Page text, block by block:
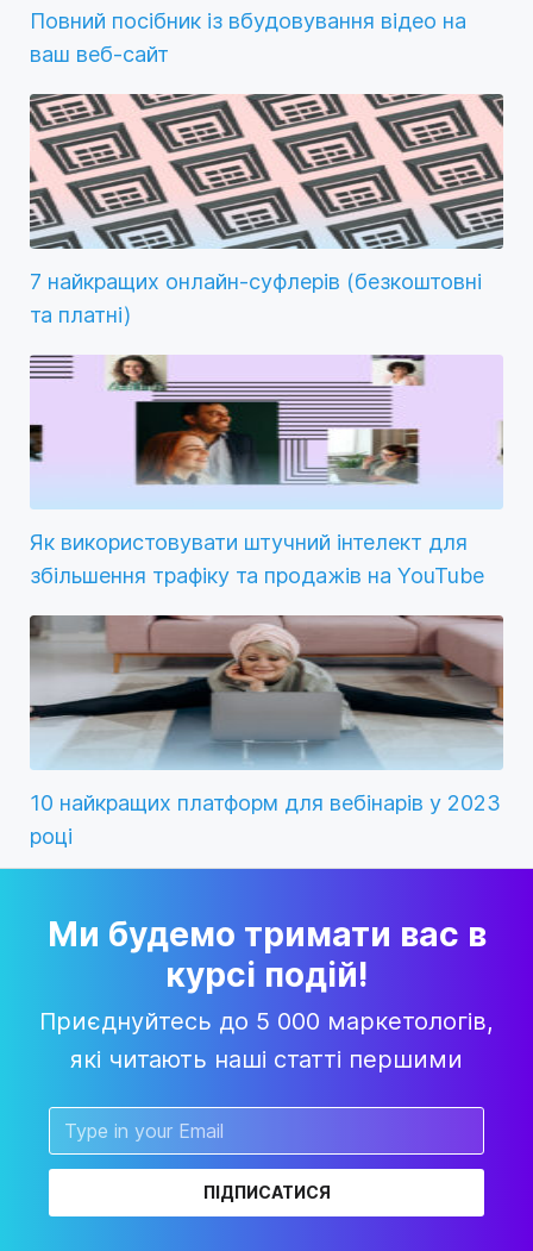
Повний посібник із вбудовування відео на
ваш веб-сайт
7 найкращих онлайн-суфлерів (безкоштовні
та платні)
Як використовувати штучний інтелект для
збільшення трафіку та продажів на YouTube
10 найкращих платформ для вебінарів у 2023
році
Ми будемо тримати вас в
курсі подій!
Приєднуйтесь до 5 000 маркетологів,
які читають наші статті першими
ПІДПИСАТИСЯ